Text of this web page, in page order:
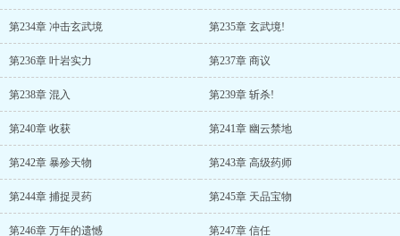
第234章 冲击玄武境 第235章 玄武境!
第236章 叶岩实力 第237章 商议
第238章 混入 第239章 斩杀!
第240章 收获 第241章 幽云禁地
第242章 暴殄天物 第243章 高级药师
第244章 捕捉灵药 第245章 天品宝物
第246章 万年的遗憾 第247章 信任